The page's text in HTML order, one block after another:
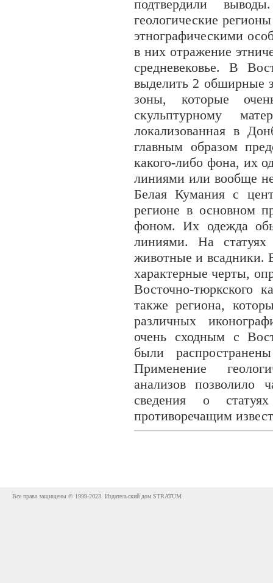
подтвердили
геологические
этнографическими
в них отражение
средневековье. В
выделить 2
зоны, которые
скульптурному
локализованная в
главным образом
какого-либо фона, их
линиями или вообще
Белая Кумания с
регионе в основном
фоном. Их одежда
линиями. На
животные и всадники.
характерные черты,
Восточно-тюркского
также региона,
различных
очень сходным с
были
Применение
анализов позволило
сведения о
противоречащим
Все права защищены © 1999-2023. Издательский дом STRATUM